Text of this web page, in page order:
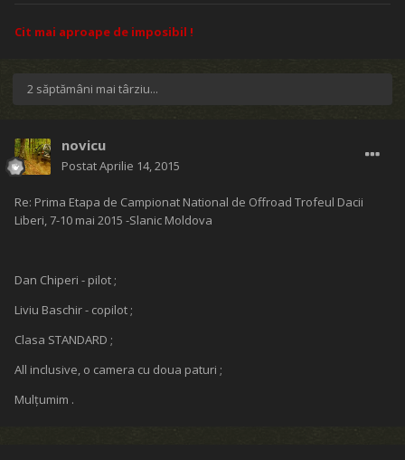
Cit mai aproape de imposibil !
2 săptămâni mai târziu...
novicu
PostatAprilie 14, 2015
Re: Prima Etapa de Campionat National de Offroad Trofeul Dacii
Liberi, 7-10 mai 2015 -Slanic Moldova
Dan Chiperi - pilot ;
Liviu Baschir - copilot ;
Clasa STANDARD ;
All inclusive, o camera cu doua paturi ;
Mulțumim .